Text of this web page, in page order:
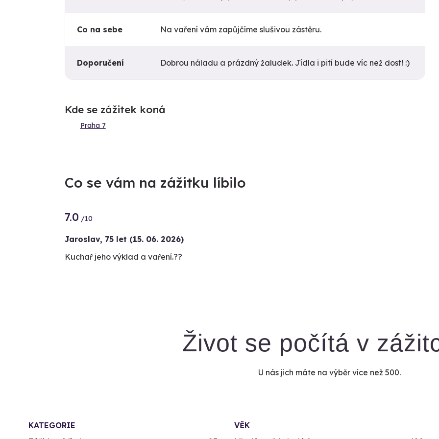
Co na sebe Na vaření vám zapůjčíme slušivou zástěru.
Doporučení Dobrou náladu a prázdný žaludek. Jídla i pití bude víc než dost! :)
Kde se zážitek koná
Praha 7
Co se vám na zážitku líbilo
7.0 /10
Jaroslav, 75 let (15. 06. 2026)
Kuchař jeho výklad a vaření.?‍?
Život se počítá v
U nás jich máte na výběr více než 500.
KATEGORIE
VĚK